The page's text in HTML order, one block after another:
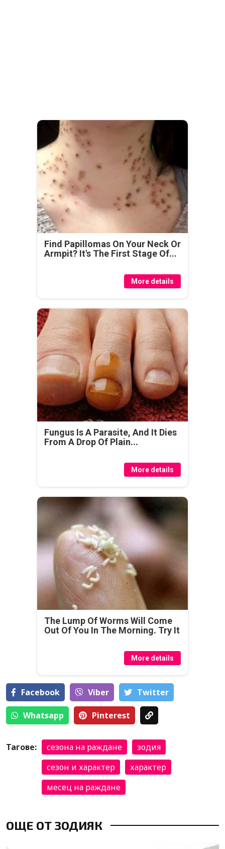
Find Papillomas On Your Neck Or
Armpit? It's The First Stage Of...
More details
Fungus Is A Parasite, And It Dies
From A Drop Of Plain...
More details
The Lump Of Worms Will Come
Out Of You In The Morning. Try It
More details
Facebook Viber Тwitter
Whatsapp Pinterest
Тагове: сезона на раждане
зодия
сезон и характер
характер
месец на раждане
ОЩЕ ОТ ЗОДИЯК